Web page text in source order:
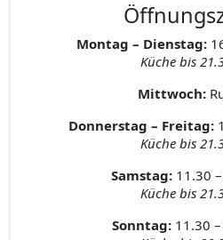
Montag – Dienstag:
Küche bis
Mittwoch:
Donnerstag – Freitag:
Küche bis
Samstag:11.30
Küche bis
Sonntag:11.30